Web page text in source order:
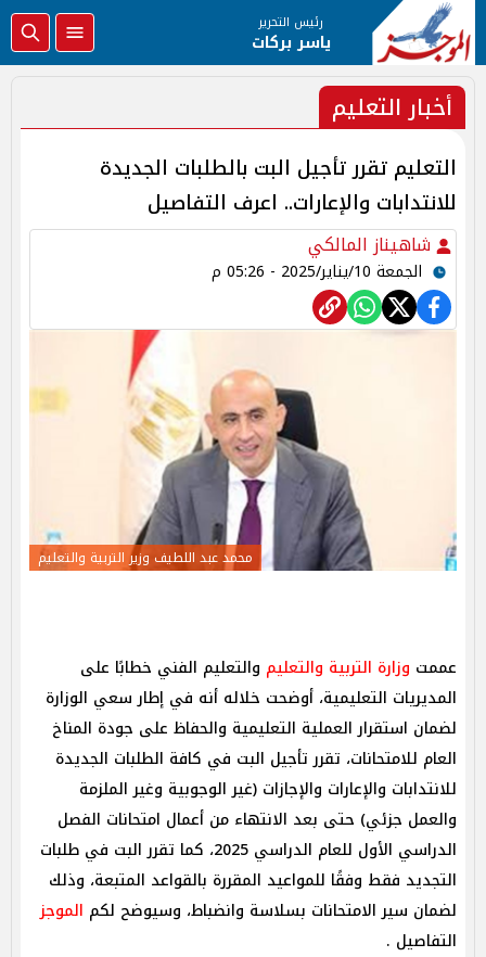
رئيس التحرير
ياسر بركات
أخبار التعليم
التعليم تقرر تأجيل البت بالطلبات الجديدة
للانتدابات والإعارات.. اعرف التفاصيل
شاهيناز المالكي
الجمعة 10/يناير/2025 - 05:26 م
محمد عبد اللطيف وزير التربية والتعليم
عممت وزارة التربية والتعليم والتعليم الفني خطابًا على
المديريات التعليمية، أوضحت خلاله أنه في إطار سعي الوزارة
لضمان استقرار العملية التعليمية والحفاظ على جودة المناخ
العام للامتحانات، تقرر تأجيل البت في كافة الطلبات الجديدة
للانتدابات والإعارات والإجازات (غير الوجوبية وغير الملزمة
والعمل جزئي) حتى بعد الانتهاء من أعمال امتحانات الفصل
الدراسي الأول للعام الدراسي 2025، كما تقرر البت في طلبات
التجديد فقط وفقًا للمواعيد المقررة بالقواعد المتبعة، وذلك
لضمان سير الامتحانات بسلاسة وانضباط، وسيوضح لكم الموجز
التفاصيل .